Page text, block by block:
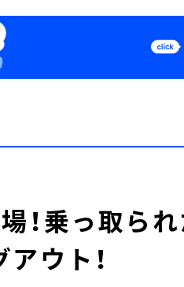
Podcast
！乗っ取ら
ウト！